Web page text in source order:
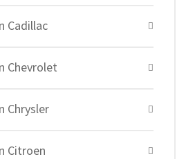
Cadillac
Chevrolet
Chrysler
Citroen